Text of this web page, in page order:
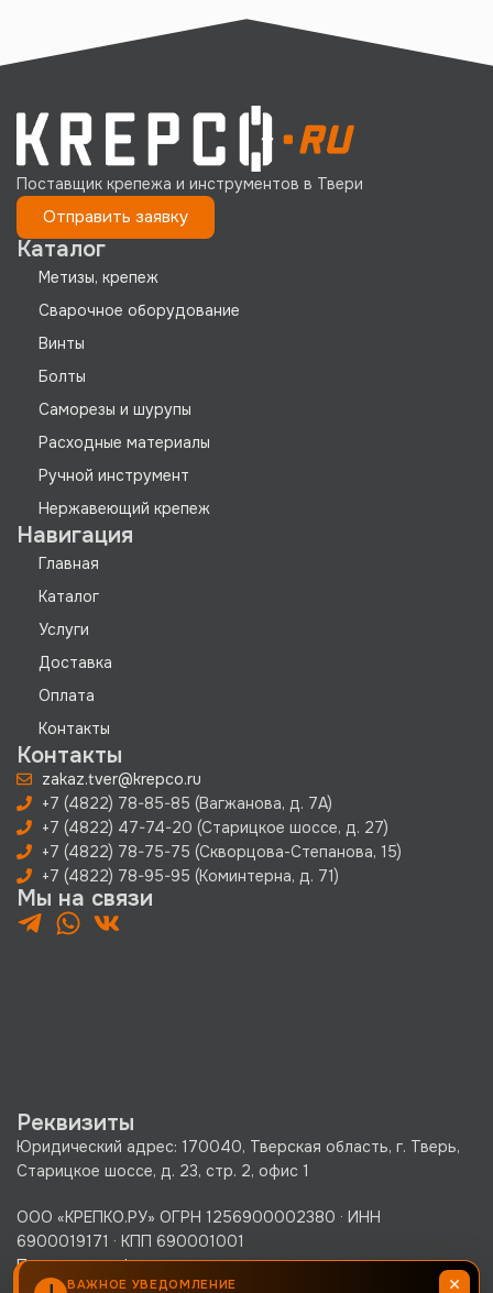
Поставщик крепежа и инструментов в Твери
Отправить заявку
Каталог
Метизы, крепеж
Сварочное оборудование
Винты
Болты
Саморезы и шурупы
Расходные материалы
Ручной инструмент
Нержавеющий крепеж
Навигация
Главная
Каталог
Услуги
Доставка
Оплата
Контакты
Контакты
zakaz.tver@krepco.ru
+7 (4822) 78-85-85 (Вагжанова, д. 7А)
+7 (4822) 47-74-20 (Старицкое шоссе, д. 27)
+7 (4822) 78-75-75 (Скворцова-Степанова, 15)
+7 (4822) 78-95-95 (Коминтерна, д. 71)
Мы на связи
Реквизиты
Юридический адрес: 170040, Тверская область, г. Тверь,
Старицкое шоссе, д. 23, стр. 2, офис 1
ООО «КРЕПКО.РУ» ОГРН 1256900002380 · ИНН
6900019171 · КПП 690001001
Политика конфиденциальности
ВАЖНОЕ УВЕДОМЛЕНИЕ ×